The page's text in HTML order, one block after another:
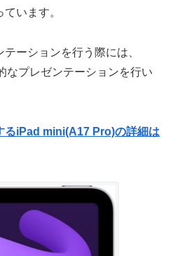
います。
ーションを行う際には、
なプレゼンテーションを行い
るiPad mini(A17 Pro)の詳細は